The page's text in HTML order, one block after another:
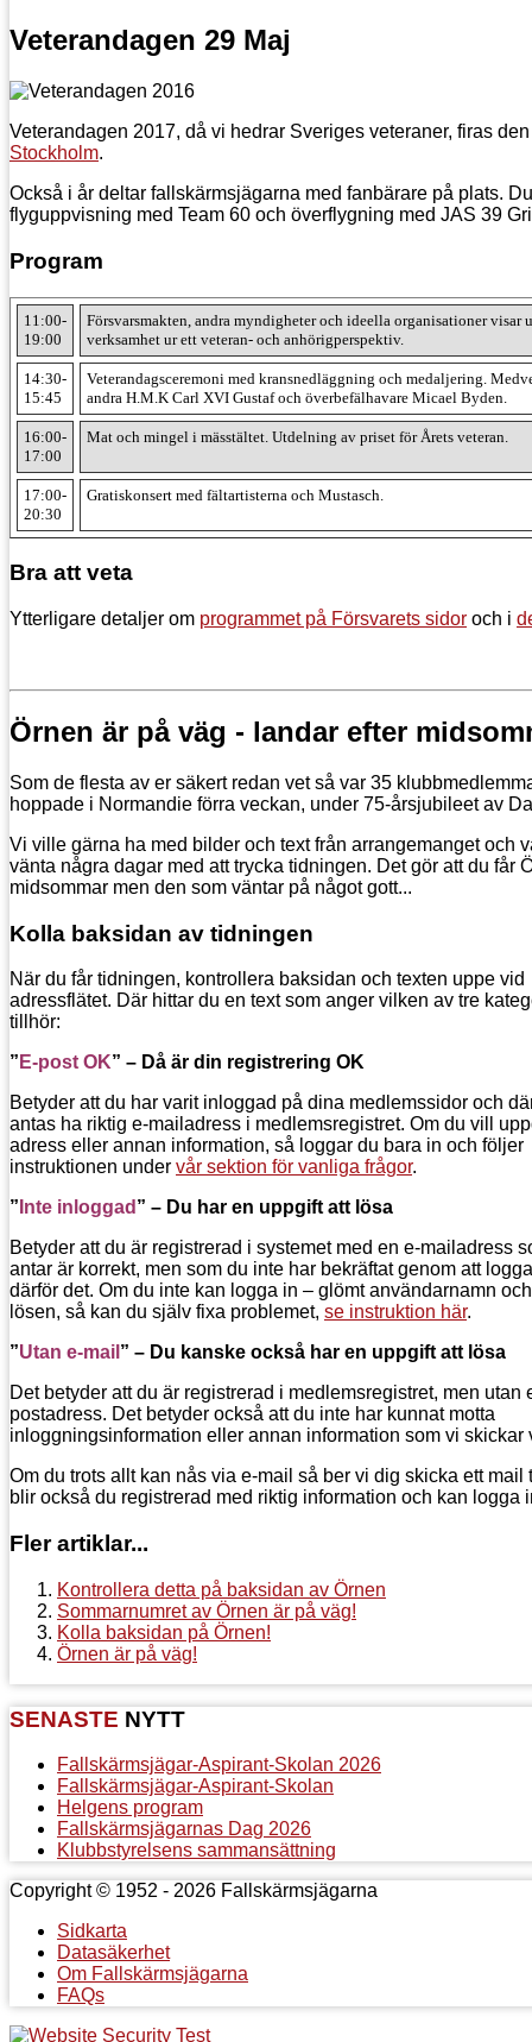
Veterandagen 29 Maj
Veterandagen 2017, då vi hedrar Sveriges veteraner, firas
Stockholm.
Också i år deltar fallskärmsjägarna med fanbärare på plats.
flyguppvisning med Team 60 och överflygning med JAS 39
Program
11:00-
19:00
Försvarsmakten, andra myndigheter och ideella organisationer visar
verksamhet ur ett veteran- och anhörigperspektiv.
14:30-
15:45
Veterandagsceremoni med kransnedläggning och medaljering.
andra H.M.K Carl XVI Gustaf och överbefälhavare Micael Byden.
16:00-
17:00
Mat och mingel i mässtältet. Utdelning av priset för Årets veteran.
17:00-
20:30
Gratiskonsert med fältartisterna och Mustasch.
Bra att veta
Ytterligare detaljer om programmet på Försvarets sidor och i
Örnen är på väg - landar efter
Som de flesta av er säkert redan vet så var 35
hoppade i Normandie förra veckan, under 75-årsjubileet av
Vi ville gärna ha med bilder och text från arrangemanget och
vänta några dagar med att trycka tidningen. Det gör att du får
midsommar men den som väntar på något gott...
Kolla baksidan av tidningen
När du får tidningen, kontrollera baksidan och texten uppe vid
adressflätet. Där hittar du en text som anger vilken av tre
tillhör:
” E-post OK” – Då är din registrering OK
Betyder att du har varit inloggad på dina medlemssidor och
antas ha riktig e-mailadress i medlemsregistret. Om du vill
adress eller annan information, så loggar du bara in och följer
instruktionen under vår sektion för vanliga frågor.
” Inte inloggad ” – Du har en uppgift att lösa
Betyder att du är registrerad i systemet med en e-mailadress
antar är korrekt, men som du inte har bekräftat genom att
därför det. Om du inte kan logga in – glömt användarnamn
lösen, så kan du själv fixa problemet, se instruktion här.
”Utan e-mail ” – Du kanske också har en uppgift att lösa
Det betyder att du är registrerad i medlemsregistret, men utan
postadress. Det betyder också att du inte har kunnat motta
inloggningsinformation eller annan information som vi skickar
Om du trots allt kan nås via e-mail så ber vi dig skicka ett
blir också du registrerad med riktig information och kan logga
Fler artiklar...
Kontrollera detta på baksidan av Örnen
Sommarnumret av Örnen är på väg!
Kolla baksidan på Örnen!
Örnen är på väg!
SENASTE NYTT
Fallskärmsjägar-Aspirant-Skolan 2026
Fallskärmsjägar-Aspirant-Skolan
Helgens program
Fallskärmsjägarnas Dag 2026
Klubbstyrelsens sammansättning
Copyright © 1952 - 2026 Fallskärmsjägarna
Sidkarta
Datasäkerhet
Om Fallskärmsjägarna
FAQs